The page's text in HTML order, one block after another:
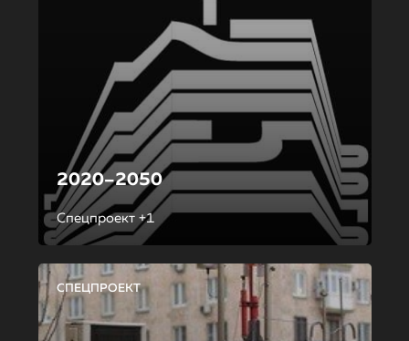
2020–2050
Спецпроект +1
СПЕЦПРОЕКТ